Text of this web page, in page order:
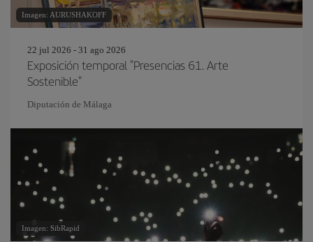
Imagen: AURUSHAKOFF
22 jul 2026 - 31 ago 2026
Exposición temporal "Presencias 61. Arte
Sostenible"
Diputación de Málaga
Imagen: SibRapid